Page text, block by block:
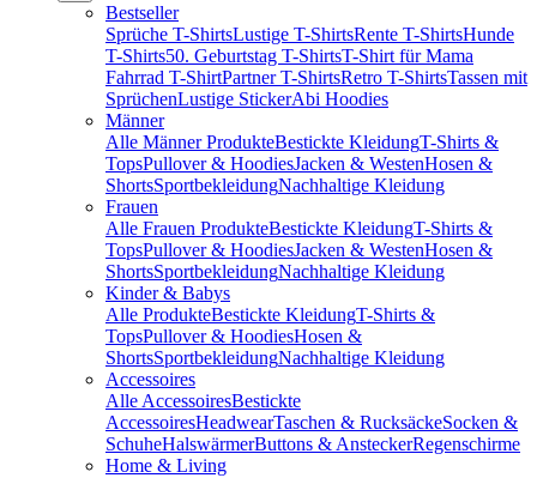
Bestseller
Sprüche T-ShirtsLustige T-ShirtsRente T-ShirtsHunde
T-Shirts50. Geburtstag T-ShirtsT-Shirt für Mama
Fahrrad T-ShirtPartner T-ShirtsRetro T-ShirtsTassen mit
SprüchenLustige StickerAbi Hoodies
Männer
Alle Männer ProdukteBestickte KleidungT-Shirts &
TopsPullover & HoodiesJacken & WestenHosen &
ShortsSportbekleidungNachhaltige Kleidung
Frauen
Alle Frauen ProdukteBestickte KleidungT-Shirts &
TopsPullover & HoodiesJacken & WestenHosen &
ShortsSportbekleidungNachhaltige Kleidung
Kinder & Babys
Alle ProdukteBestickte KleidungT-Shirts &
TopsPullover & HoodiesHosen &
ShortsSportbekleidungNachhaltige Kleidung
Accessoires
Alle AccessoiresBestickte
AccessoiresHeadwearTaschen & RucksäckeSocken &
SchuheHalswärmerButtons & AnsteckerRegenschirme
Home & Living